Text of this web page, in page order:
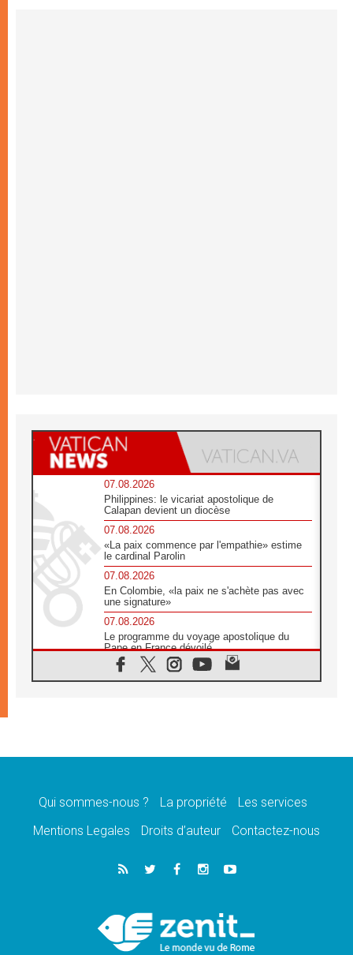
07.08.2026
Philippines: le vicariat apostolique de
Calapan devient un diocèse
07.08.2026
«La paix commence par l'empathie» estime
le cardinal Parolin
07.08.2026
En Colombie, «la paix ne s'achète pas avec
une signature»
07.08.2026
Le programme du voyage apostolique du
Pape en France dévoilé
07.08.2026
1ère Conférence continentale sur l'éducation
07.08.2026
07.08.2026
lancement des «dix jours de prière pour la
06.08.2026
Préparatifs des JMJ 2027 à Séoul: «c'est
Chrétiens et confucéens: respect et sagesse
pour relever les «défis urgents»
Qui sommes-nous ? La propriété
Les services
Mentions Legales
Droits d’auteur Contactez-nous